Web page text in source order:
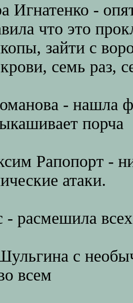
Игнатенко -
что это
зайти с
семь раз,
- нашла
порча
Рапопорт -
атаки.
- расмешила
с
всем